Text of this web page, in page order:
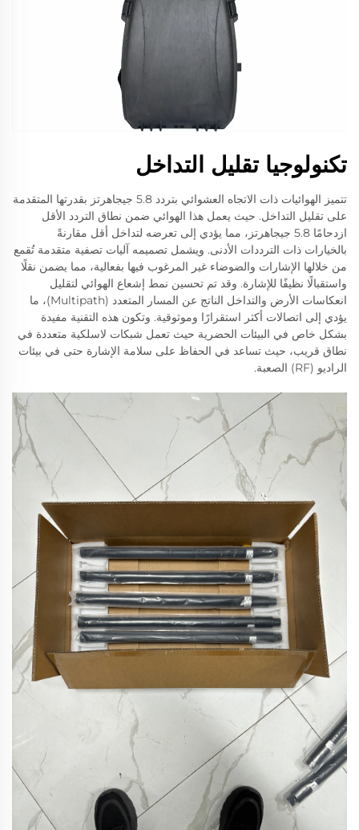
تكنولوجيا تقليل التداخل
تتميز الهوائيات ذات الاتجاه العشوائي بتردد 5.8 جيجاهرتز بقدرتها المتقدمة
على تقليل التداخل. حيث يعمل هذا الهوائي ضمن نطاق التردد الأقل
ازدحامًا 5.8 جيجاهرتز، مما يؤدي إلى تعرضه لتداخل أقل مقارنةً
بالخيارات ذات الترددات الأدنى. ويشمل تصميمه آليات تصفية متقدمة تُقمع
من خلالها الإشارات والضوضاء غير المرغوب فيها بفعالية، مما يضمن نقلًا
واستقبالًا نظيفًا للإشارة. وقد تم تحسين نمط إشعاع الهوائي لتقليل
انعكاسات الأرض والتداخل الناتج عن المسار المتعدد (Multipath)، ما
يؤدي إلى اتصالات أكثر استقرارًا وموثوقية. وتكون هذه التقنية مفيدة
بشكل خاص في البيئات الحضرية حيث تعمل شبكات لاسلكية متعددة في
نطاق قريب، حيث تساعد في الحفاظ على سلامة الإشارة حتى في بيئات
الراديو (RF) الصعبة.